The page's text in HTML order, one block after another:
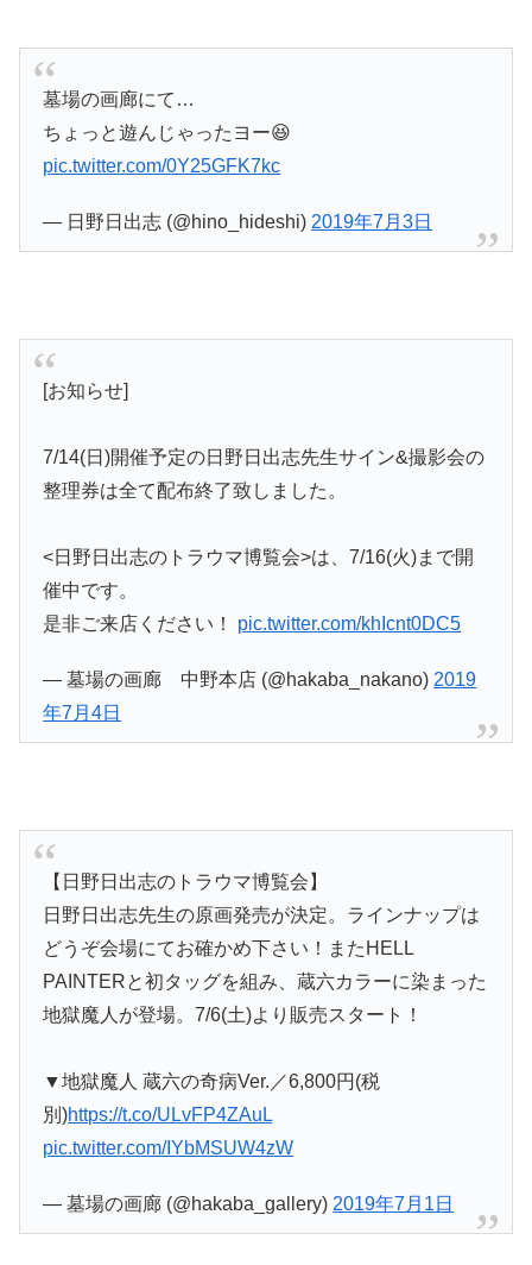
墓場の画廊にて…
ちょっと遊んじゃったヨー😆
pic.twitter.com/0Y25GFK7kc
— 日野日出志 (@hino_hideshi) 2019年7月3日
[お知らせ]
7/14(日)開催予定の日野日出志先生サイン&撮影会の
整理券は全て配布終了致しました。
<日野日出志のトラウマ博覧会>は、7/16(火)まで開
催中です。
是非ご来店ください！ pic.twitter.com/khIcnt0DC5
— 墓場の画廊 中野本店 (@hakaba_nakano) 2019
年7月4日
【日野日出志のトラウマ博覧会】
日野日出志先生の原画発売が決定。ラインナップは
どうぞ会場にてお確かめ下さい！またHELL
PAINTERと初タッグを組み、蔵六カラーに染まった
地獄魔人が登場。7/6(土)より販売スタート！
▼地獄魔人 蔵六の奇病Ver.／6,800円(税
別)https://t.co/ULvFP4ZAuL
pic.twitter.com/IYbMSUW4zW
— 墓場の画廊 (@hakaba_gallery) 2019年7月1日